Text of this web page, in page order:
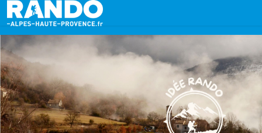
Colle de Blieux
Blieux dans la brume - @Amelie